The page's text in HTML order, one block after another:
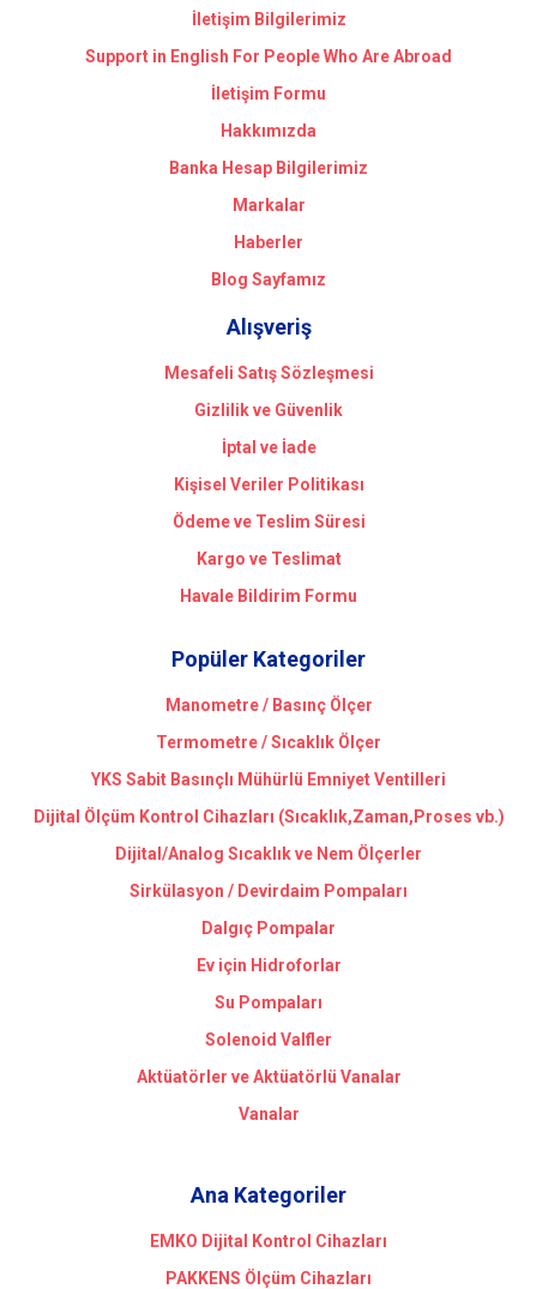
İletişim Bilgilerimiz
Support in English For People Who Are Abroad
İletişim Formu
Hakkımızda
Banka Hesap Bilgilerimiz
Markalar
Haberler
Blog Sayfamız
Alışveriş
Mesafeli Satış Sözleşmesi
Gizlilik ve Güvenlik
İptal ve İade
Kişisel Veriler Politikası
Ödeme ve Teslim Süresi
Kargo ve Teslimat
Havale Bildirim Formu
Popüler Kategoriler
Manometre / Basınç Ölçer
Termometre / Sıcaklık Ölçer
YKS Sabit Basınçlı Mühürlü Emniyet Ventilleri
Dijital Ölçüm Kontrol Cihazları (Sıcaklık,Zaman,Proses vb.)
Dijital/Analog Sıcaklık ve Nem Ölçerler
Sirkülasyon / Devirdaim Pompaları
Dalgıç Pompalar
Ev için Hidroforlar
Su Pompaları
Solenoid Valfler
Aktüatörler ve Aktüatörlü Vanalar
Vanalar
Ana Kategoriler
EMKO Dijital Kontrol Cihazları
PAKKENS Ölçüm Cihazları